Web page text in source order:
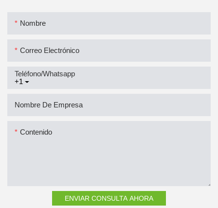
Nombre
Correo Electrónico
+1
Teléfono/whatsapp
Nombre De Empresa
Contenido
ENVIAR CONSULTA AHORA